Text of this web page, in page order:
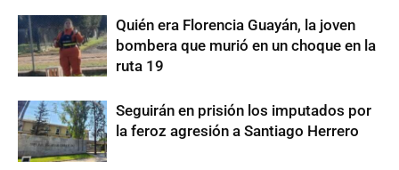
Quién era Florencia Guayán, la joven
bombera que murió en un choque en la
ruta 19
Seguirán en prisión los imputados por
la feroz agresión a Santiago Herrero